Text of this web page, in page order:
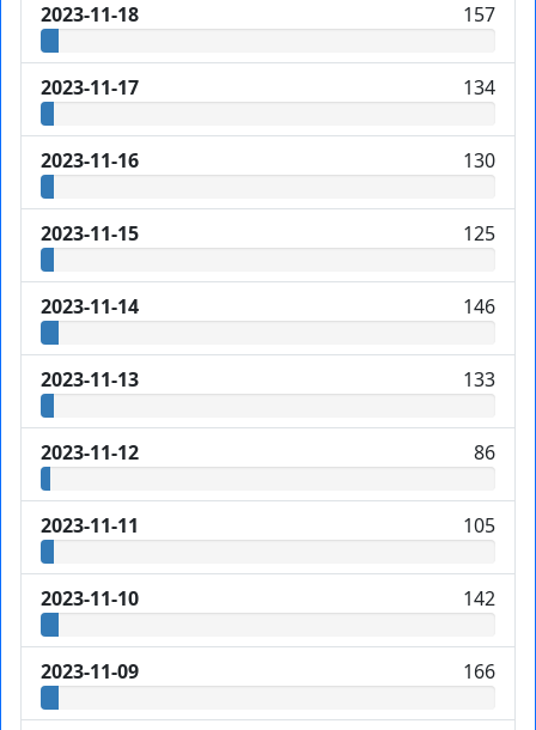
2023-11-18 157
2023-11-17 134
2023-11-16 130
2023-11-15 125
2023-11-14 146
2023-11-13 133
2023-11-12 86
2023-11-11 105
2023-11-10 142
2023-11-09 166